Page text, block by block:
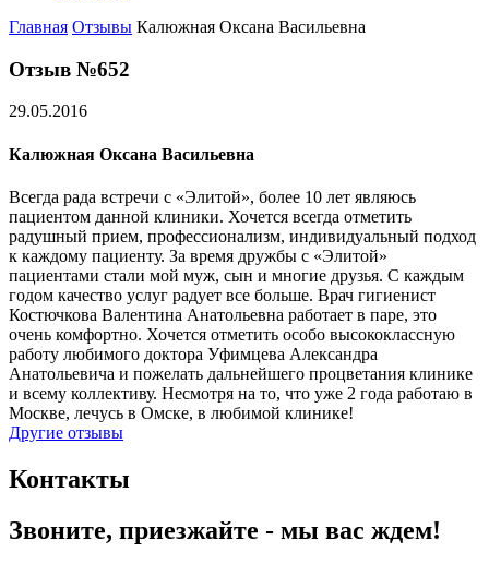
Главная Отзывы Калюжная Оксана Васильевна
Отзыв №652
29.05.2016
Калюжная Оксана Васильевна
Всегда рада встречи с «Элитой», более 10 лет являюсь
пациентом данной клиники. Хочется всегда отметить
радушный прием, профессионализм, индивидуальный подход
к каждому пациенту. За время дружбы с «Элитой»
пациентами стали мой муж, сын и многие друзья. С каждым
годом качество услуг радует все больше. Врач гигиенист
Костючкова Валентина Анатольевна работает в паре, это
очень комфортно. Хочется отметить особо высококлассную
работу любимого доктора Уфимцева Александра
Анатольевича и пожелать дальнейшего процветания клинике
и всему коллективу. Несмотря на то, что уже 2 года работаю в
Москве, лечусь в Омске, в любимой клинике!
Другие отзывы
Контакты
Звоните, приезжайте - мы вас ждем!